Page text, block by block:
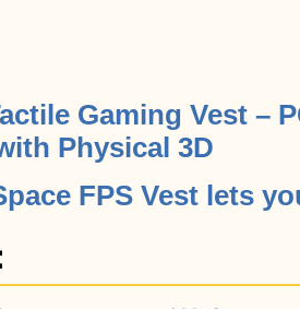
Gaming Vest –
Physical 3D
FPS Vest lets